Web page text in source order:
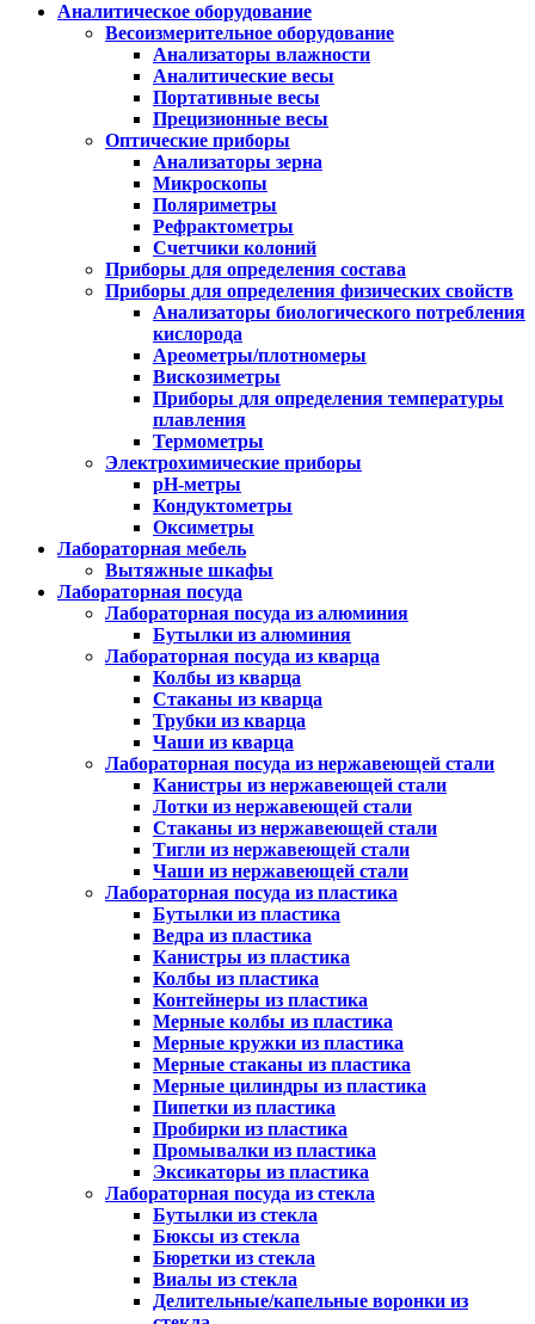
Аналитическое оборудование
Весоизмерительное оборудование
Анализаторы влажности
Аналитические весы
Портативные весы
Прецизионные весы
Оптические приборы
Анализаторы зерна
Микроскопы
Поляриметры
Рефрактометры
Счетчики колоний
Приборы для определения состава
Приборы для определения физических свойств
Анализаторы биологического потребления
кислорода
Ареометры/плотномеры
Вискозиметры
Приборы для определения температуры
плавления
Термометры
Электрохимические приборы
pH-метры
Кондуктометры
Оксиметры
Лабораторная мебель
Вытяжные шкафы
Лабораторная посуда
Лабораторная посуда из алюминия
Бутылки из алюминия
Лабораторная посуда из кварца
Колбы из кварца
Стаканы из кварца
Трубки из кварца
Чаши из кварца
Лабораторная посуда из нержавеющей стали
Канистры из нержавеющей стали
Лотки из нержавеющей стали
Стаканы из нержавеющей стали
Тигли из нержавеющей стали
Чаши из нержавеющей стали
Лабораторная посуда из пластика
Бутылки из пластика
Ведра из пластика
Канистры из пластика
Колбы из пластика
Контейнеры из пластика
Мерные колбы из пластика
Мерные кружки из пластика
Мерные стаканы из пластика
Мерные цилиндры из пластика
Пипетки из пластика
Пробирки из пластика
Промывалки из пластика
Эксикаторы из пластика
Лабораторная посуда из стекла
Бутылки из стекла
Бюксы из стекла
Бюретки из стекла
Виалы из стекла
Делительные/капельные воронки из